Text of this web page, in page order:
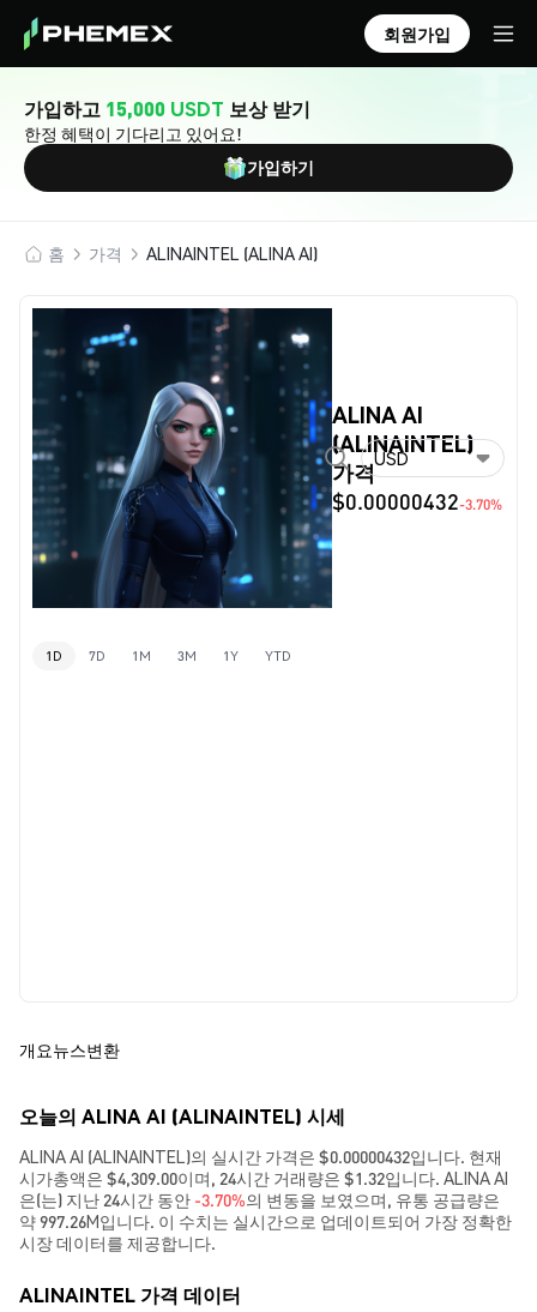
회원가입
가입하고 15,000 USDT 보상 받기
한정 혜택이 기다리고 있어요!
가입하기
홈 가격 ALINAINTEL (ALINA AI)
ALINA AI
(ALINAINTEL)
가격
$0.00000432-3.70%
USD
1D 7D 1M 3M 1Y YTD
개요뉴스변환
오늘의 ALINA AI (ALINAINTEL) 시세
ALINA AI (ALINAINTEL)의 실시간 가격은 $0.00000432입니다. 현재
시가총액은 $4,309.00이며, 24시간 거래량은 $1.32입니다. ALINA AI
은(는) 지난 24시간 동안 -3.70%의 변동을 보였으며, 유통 공급량은
약 997.26M입니다. 이 수치는 실시간으로 업데이트되어 가장 정확한
시장 데이터를 제공합니다.
ALINAINTEL 가격 데이터